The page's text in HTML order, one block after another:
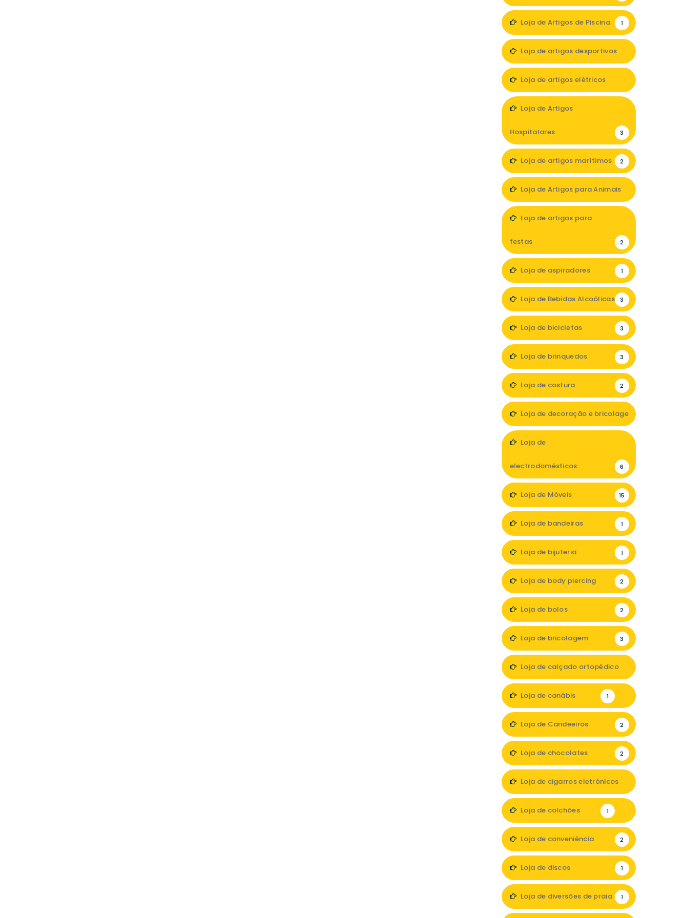
Loja de Artigos de Piscina 1
Loja de artigos desportivos
Loja de artigos elétricos
Loja de Artigos
Hospitalares 3
Loja de artigos marítimos 2
Loja de Artigos para Animais
Loja de artigos para
festas 2
Loja de aspiradores 1
Loja de Bebidas Alcoólicas 3
Loja de bicicletas 3
Loja de brinquedos 3
Loja de costura 2
Loja de decoração e bricolage
Loja de
electrodomésticos 6
Loja de Móveis 15
Loja de bandeiras 1
Loja de bijuteria 1
Loja de body piercing 2
Loja de bolos 2
Loja de bricolagem 3
Loja de calçado ortopédico
Loja de canábis 1
Loja de Candeeiros 2
Loja de chocolates 2
Loja de cigarros eletrónicos
Loja de colchões 1
Loja de conveniência 2
Loja de discos 1
Loja de diversões de praia 1